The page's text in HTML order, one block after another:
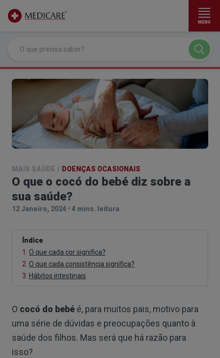
MENU
MAIS SAÚDE / DOENÇAS OCASIONAIS
O que o cocó do bebé diz sobre a
sua saúde?
12 Janeiro, 2024 • 4 mins. leitura
Índice
1. O que cada cor significa?
2. O que cada consistência significa?
3. Hábitos intestinais
O cocó do bebé é, para muitos pais, motivo para
uma série de dúvidas e preocupações quanto à
saúde dos filhos. Mas será que há razão para
isso?